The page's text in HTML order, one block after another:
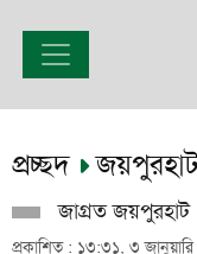
প্রচ্ছদ
জাগ্রত জয়পুরহাট
প্রকাশিত : ১৩:৩১, ৩